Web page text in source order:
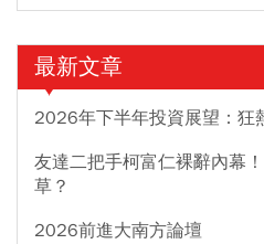
最新文章
2026年下半年投資展望：狂
友達二把手柯富仁裸辭內幕
草？
2026前進大南方論壇